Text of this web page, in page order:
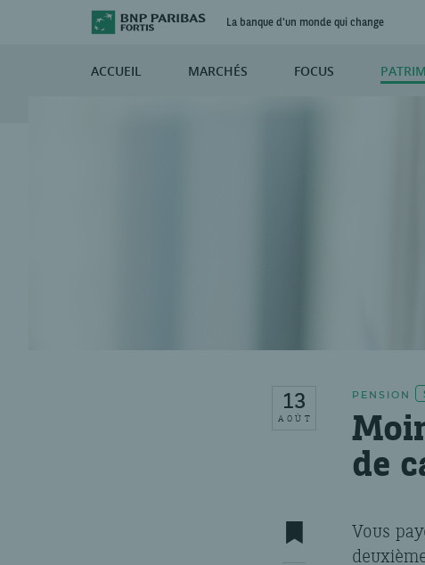
La banque d'un monde qui change
ACCUEIL MARCHÉS FOCUS
PENSION
13
AOÛT
de
Vous